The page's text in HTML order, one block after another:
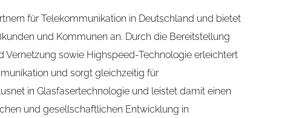
für Telekommunikation in Deutschland und bietet
und Kommunen an. Durch die Bereitstellung
Vernetzung sowie Highspeed-Technologie erleichtert
und sorgt gleichzeitig für
in Glasfasertechnologie und leistet damit einen
und gesellschaftlichen Entwicklung in